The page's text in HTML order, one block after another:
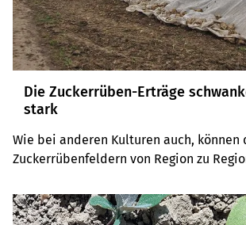
Die Zuckerrüben-Erträge
stark
Wie bei anderen Kulturen auch, können
Zuckerrübenfeldern von Region zu
Rübe ein lebender Organismus ist,
solange die Wurzel im Boden steht.